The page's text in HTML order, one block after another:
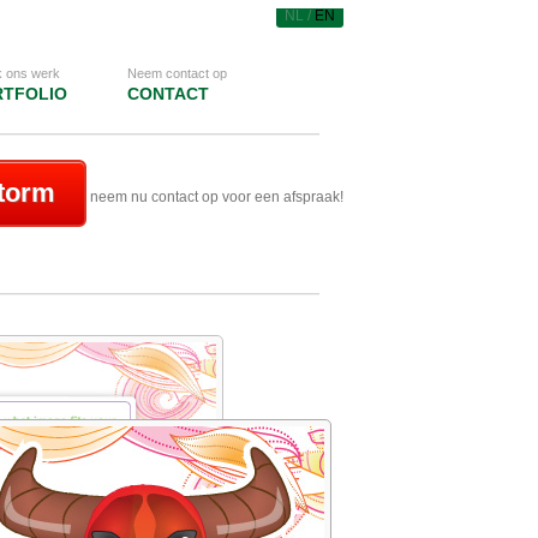
NL / EN
Neem contact op
CONTACT
ons werk
neem nu contact op voor een afspraak!